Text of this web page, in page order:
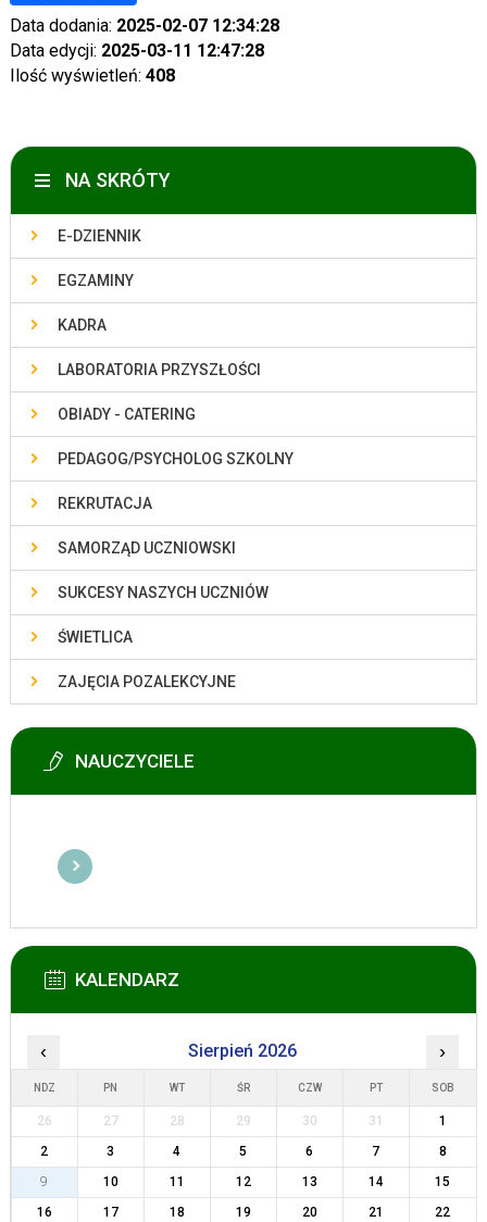
Data dodania: 2025-02-07 12:34:28
Data edycji: 2025-03-11 12:47:28
Ilość wyświetleń: 408
NA SKRÓTY
E-DZIENNIK
EGZAMINY
KADRA
LABORATORIA PRZYSZŁOŚCI
OBIADY - CATERING
PEDAGOG/PSYCHOLOG SZKOLNY
REKRUTACJA
SAMORZĄD UCZNIOWSKI
SUKCESY NASZYCH UCZNIÓW
ŚWIETLICA
ZAJĘCIA POZALEKCYJNE
NAUCZYCIELE
KALENDARZ
‹ Sierpień 2026 ›
NDZ PN WT ŚR CZW PT SOB
26 27 28 29 30 31
1
2
3 4 5 6 7
8
9
10 11 12 13 14
15
16
17 18 19 20 21
22